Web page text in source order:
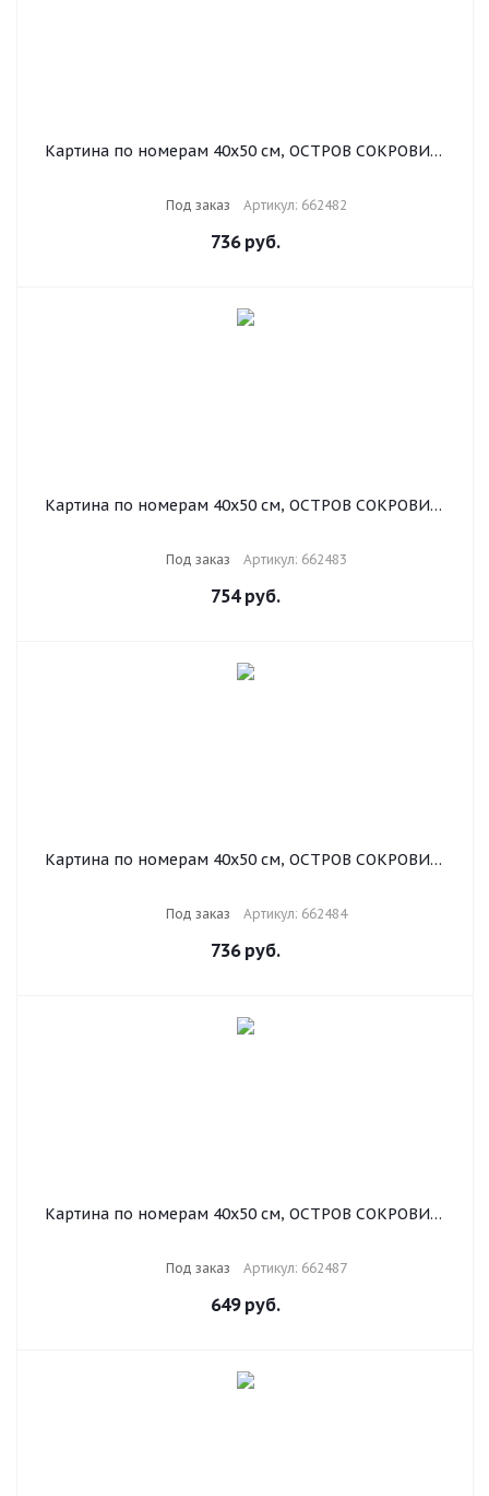
Картина по номерам 40х50 см, ОСТРОВ СОКРОВИЩ
Под заказ Артикул: 662482
736руб.
Картина по номерам 40х50 см, ОСТРОВ СОКРОВИЩ
Под заказ Артикул: 662483
754руб.
Картина по номерам 40х50 см, ОСТРОВ СОКРОВИЩ
краски, 3 кисти, 662484
Под заказ Артикул: 662484
736руб.
Картина по номерам 40х50 см, ОСТРОВ СОКРОВИЩ
Под заказ Артикул: 662487
649руб.